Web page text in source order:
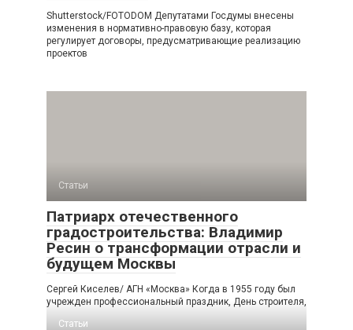
Shutterstock/FOTODOM Депутатами Госдумы внесены
изменения в нормативно-правовую базу, которая
регулирует договоры, предусматривающие реализацию
проектов
Статьи
Патриарх отечественного
градостроительства: Владимир
Ресин о трансформации отрасли и
будущем Москвы
Сергей Киселев/ АГН «Москва» Когда в 1955 году был
учрежден профессиональный праздник, День строителя,
Статьи